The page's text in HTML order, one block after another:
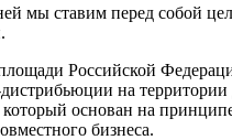
мы ставим перед собой
Российской
на территории
основан на
бизнеса.